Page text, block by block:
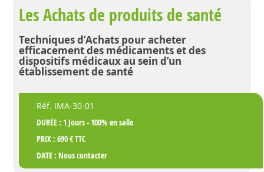
Les Achats de produits de santé
Techniques d’Achats pour acheter
efficacement des médicaments et des
dispositifs médicaux au sein d’un
établissement de santé
Réf. IMA-30-01
DURÉE : 1 Jours - 100% en salle
PRIX : 690 € TTC
DATE :Nous contacter